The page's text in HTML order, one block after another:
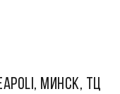
Минск, ТЦ